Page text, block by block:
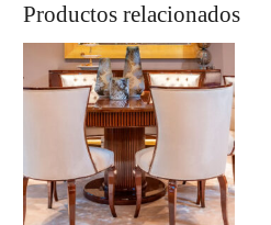
Productos relacionados